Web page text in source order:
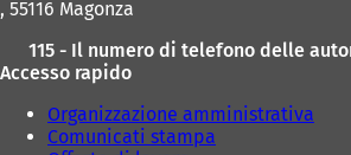
, 55116 Magonza
115 - Il numero di telefono delle
Accesso rapido
Organizzazione amministrativa
Comunicati stampa